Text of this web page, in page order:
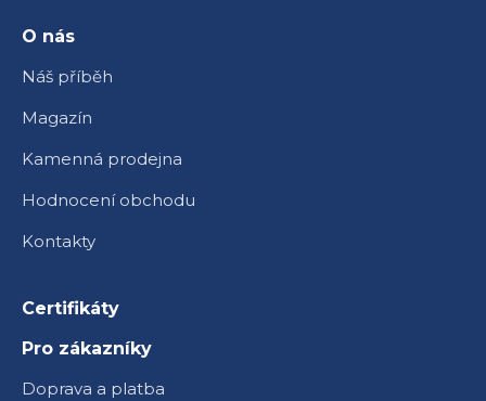
O nás
Náš příběh
Magazín
Kamenná prodejna
Hodnocení obchodu
Kontakty
Certifikáty
Pro zákazníky
Doprava a platba